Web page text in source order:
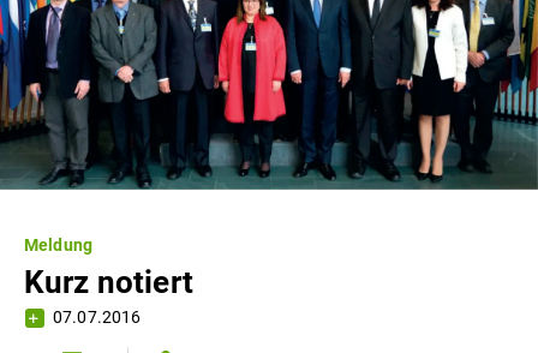
Meldung
Kurz notiert
07.07.2016